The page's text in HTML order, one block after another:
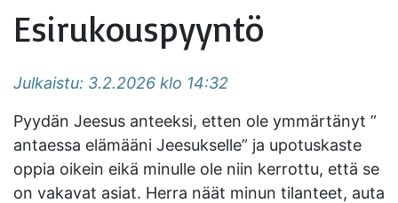
Esirukouspyyntö
Julkaistu: 3.2.2026 klo 14:32
Pyydän Jeesus anteeksi, etten ole ymmärtänyt ”
antaessa elämääni Jeesukselle” ja upotuskaste
oppia oikein eikä minulle ole niin kerrottu, että se
on vakavat asiat. Herra näät minun tilanteet, auta